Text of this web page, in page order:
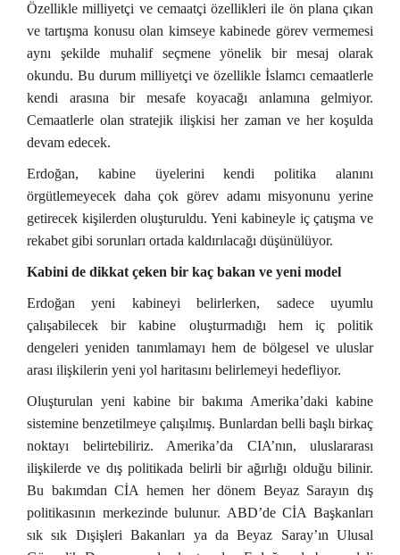
Özellikle milliyetçi ve cemaatçi özellikleri ile ön plana çıkan
ve tartışma konusu olan kimseye kabinede görev vermemesi
aynı şekilde muhalif seçmene yönelik bir mesaj olarak
okundu. Bu durum milliyetçi ve özellikle İslamcı cemaatlerle
kendi arasına bir mesafe koyacağı anlamına gelmiyor.
Cemaatlerle olan stratejik ilişkisi her zaman ve her koşulda
devam edecek.
Erdoğan, kabine üyelerini kendi politika alanını
örgütlemeyecek daha çok görev adamı misyonunu yerine
getirecek kişilerden oluşturuldu. Yeni kabineyle iç çatışma ve
rekabet gibi sorunları ortada kaldırılacağı düşünülüyor.
Kabini de dikkat çeken bir kaç bakan ve yeni model
Erdoğan yeni kabineyi belirlerken, sadece uyumlu
çalışabilecek bir kabine oluşturmadığı hem iç politik
dengeleri yeniden tanımlamayı hem de bölgesel ve uluslar
arası ilişkilerin yeni yol haritasını belirlemeyi hedefliyor.
Oluşturulan yeni kabine bir bakıma Amerika’daki kabine
sistemine benzetilmeye çalışılmış. Bunlardan belli başlı birkaç
noktayı belirtebiliriz. Amerika’da CIA’nın, uluslararası
ilişkilerde ve dış politikada belirli bir ağırlığı olduğu bilinir.
Bu bakımdan CİA hemen her dönem Beyaz Sarayın dış
politikasının merkezinde bulunur. ABD’de CİA Başkanları
sık sık Dışişleri Bakanları ya da Beyaz Saray’ın Ulusal